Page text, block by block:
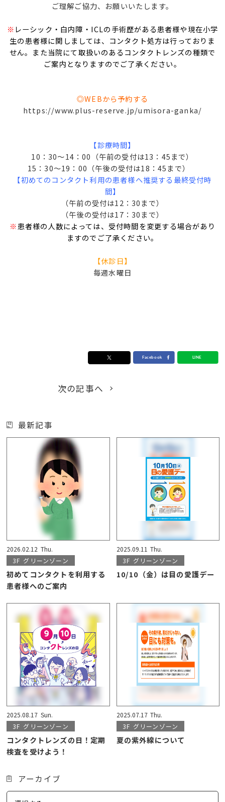
ご理解ご協力、お願いいたします。
※ レーシック・白内障・ICLの手術歴がある患者様や現在小学
生の患者様に関しましては、コンタクト処方は行っておりま
せん。また当院にて取扱いのあるコンタクトレンズの種類で
ご案内となりますのでご了承ください。
◎WEBから予約する
https://www.plus-reserve.jp/umisora-ganka/
【診療時間】
10：30～14：00（午前の受付は13：45まで）
15：30～19：00（午後の受付は18：45まで）
【初めてのコンタクト利用の患者様へ推奨する最終受付時
間】
（午前の受付は12：30まで）
（午後の受付は17：30まで）
※患者様の人数によっては、受付時間を変更する場合があり
ますのでご了承ください。
【休診日】
毎週水曜日
次の記事へ
最新記事
2026.02.12 Thu.
3F グリーンゾーン
初めてコンタクトを利用する
患者様へのご案内
2025.09.11 Thu.
3F グリーンゾーン
10/10（金）は目の愛護デー
2025.08.17 Sun.
3F グリーンゾーン
コンタクトレンズの日！定期
検査を受けよう！
2025.07.17 Thu.
3F グリーンゾーン
夏の紫外線について
アーカイブ